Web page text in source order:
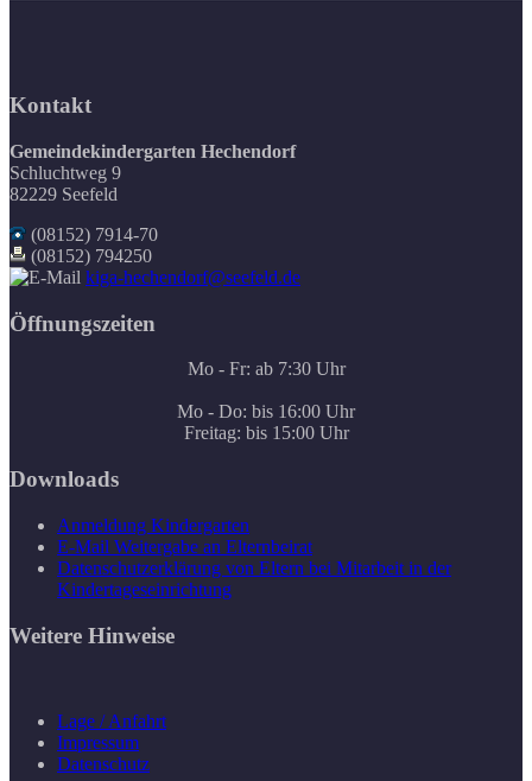
Kontakt
Gemeindekindergarten Hechendorf
Schluchtweg 9
82229 Seefeld
(08152) 7914-70
(08152) 794250
kiga-hechendorf@seefeld.de
Öffnungszeiten
Mo - Fr: ab 7:30 Uhr
Mo - Do: bis 16:00 Uhr
Freitag: bis 15:00 Uhr
Downloads
Anmeldung Kindergarten
E-Mail Weitergabe an Elternbeirat
Datenschutzerklärung von Eltern bei Mitarbeit in der
Kindertageseinrichtung
Weitere Hinweise
Lage / Anfahrt
Impressum
Datenschutz